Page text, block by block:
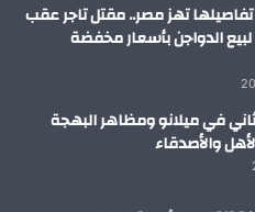
تهز مصر.. مقتل تاجر عقب
لبيع الدواجن بأسعار مخفضة
في ميلانو ومظاهر البهجة
والأصدقاء